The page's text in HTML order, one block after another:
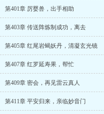
第401章 厉婴兽，出手相助
第403章 传送阵炼制成功，离去
第405章 红尾岩蝎妖丹，清凝玄光镜
第407章 红罗延寿果，帮忙
第409章 密会，再见雷云真人
第411章 平安归来，亲临妙音门